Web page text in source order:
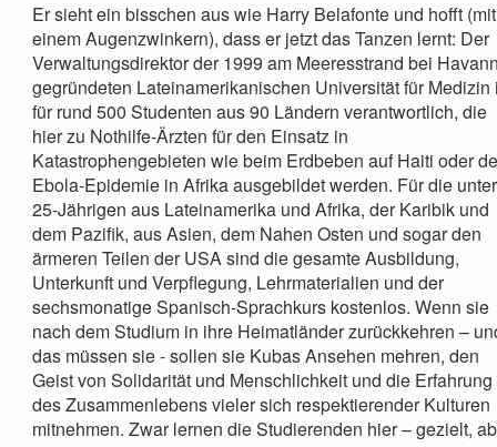
Er sieht ein bisschen aus wie Harry Belafonte und hofft (mit
einem Augenzwinkern), dass er jetzt das Tanzen lernt: Der
Verwaltungsdirektor der 1999 am Meeresstrand bei
gegründeten Lateinamerikanischen Universität für Medizin
für rund 500 Studenten aus 90 Ländern verantwortlich, die
hier zu Nothilfe-Ärzten für den Einsatz in
Katastrophengebieten wie beim Erdbeben auf Haiti oder
Ebola-Epidemie in Afrika ausgebildet werden. Für die unter
25-Jährigen aus Lateinamerika und Afrika, der Karibik und
dem Pazifik, aus Asien, dem Nahen Osten und sogar den
ärmeren Teilen der USA sind die gesamte Ausbildung,
Unterkunft und Verpflegung, Lehrmaterialien und der
sechsmonatige Spanisch-Sprachkurs kostenlos. Wenn sie
nach dem Studium in ihre Heimatländer zurückkehren –
das müssen sie - sollen sie Kubas Ansehen mehren, den
Geist von Solidarität und Menschlichkeit und die Erfahrung
des Zusammenlebens vieler sich respektierender Kulturen
mitnehmen. Zwar lernen die Studierenden hier – gezielt,